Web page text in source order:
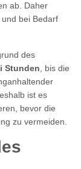
ab. Daher
bei Bedarf
des
Stunden , bis die
ist es
bevor die
zu vermeiden.